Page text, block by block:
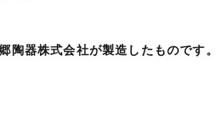
陶器株式会社が製造したものです。